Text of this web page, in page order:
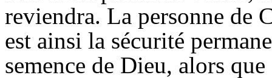
reviendra. La personne de
est ainsi la sécurité
semence de Dieu, alors